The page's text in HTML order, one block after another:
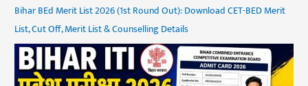
Bihar BEd Merit List 2026 (1st Round Out): Download CET-BED Merit
List, Cut Off, Merit List & Counselling Details